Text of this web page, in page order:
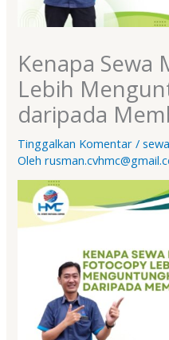
Kenapa Sewa
Lebih
daripada
Tinggalkan Komentar /
Oleh